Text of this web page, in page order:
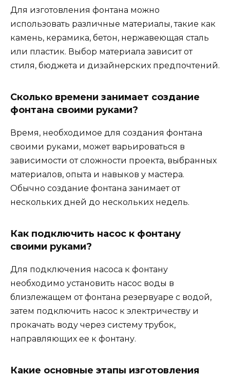
Для изготовления фонтана можно
использовать различные материалы, такие как
камень, керамика, бетон, нержавеющая сталь
или пластик. Выбор материала зависит от
стиля, бюджета и дизайнерских предпочтений.
Сколько времени занимает создание
фонтана своими руками?
Время, необходимое для создания фонтана
своими руками, может варьироваться в
зависимости от сложности проекта, выбранных
материалов, опыта и навыков у мастера.
Обычно создание фонтана занимает от
нескольких дней до нескольких недель.
Как подключить насос к фонтану
своими руками?
Для подключения насоса к фонтану
необходимо установить насос воды в
близлежащем от фонтана резервуаре с водой,
затем подключить насос к электричеству и
прокачать воду через систему трубок,
направляющих ее к фонтану.
Какие основные этапы изготовления